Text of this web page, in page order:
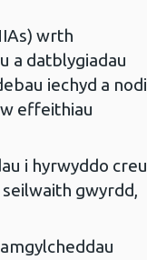
wrth
a datblygiadau
iechyd a nodi
effeithiau
i hyrwyddo creu
gwyrdd,